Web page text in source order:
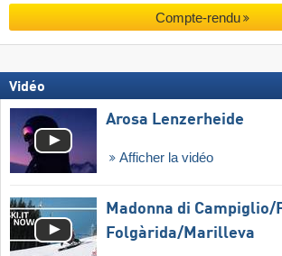
Compte-rendu
Vidéo
Arosa Lenzerheide
Afficher la vidéo
Madonna di
Folgàrida/​Marilleva